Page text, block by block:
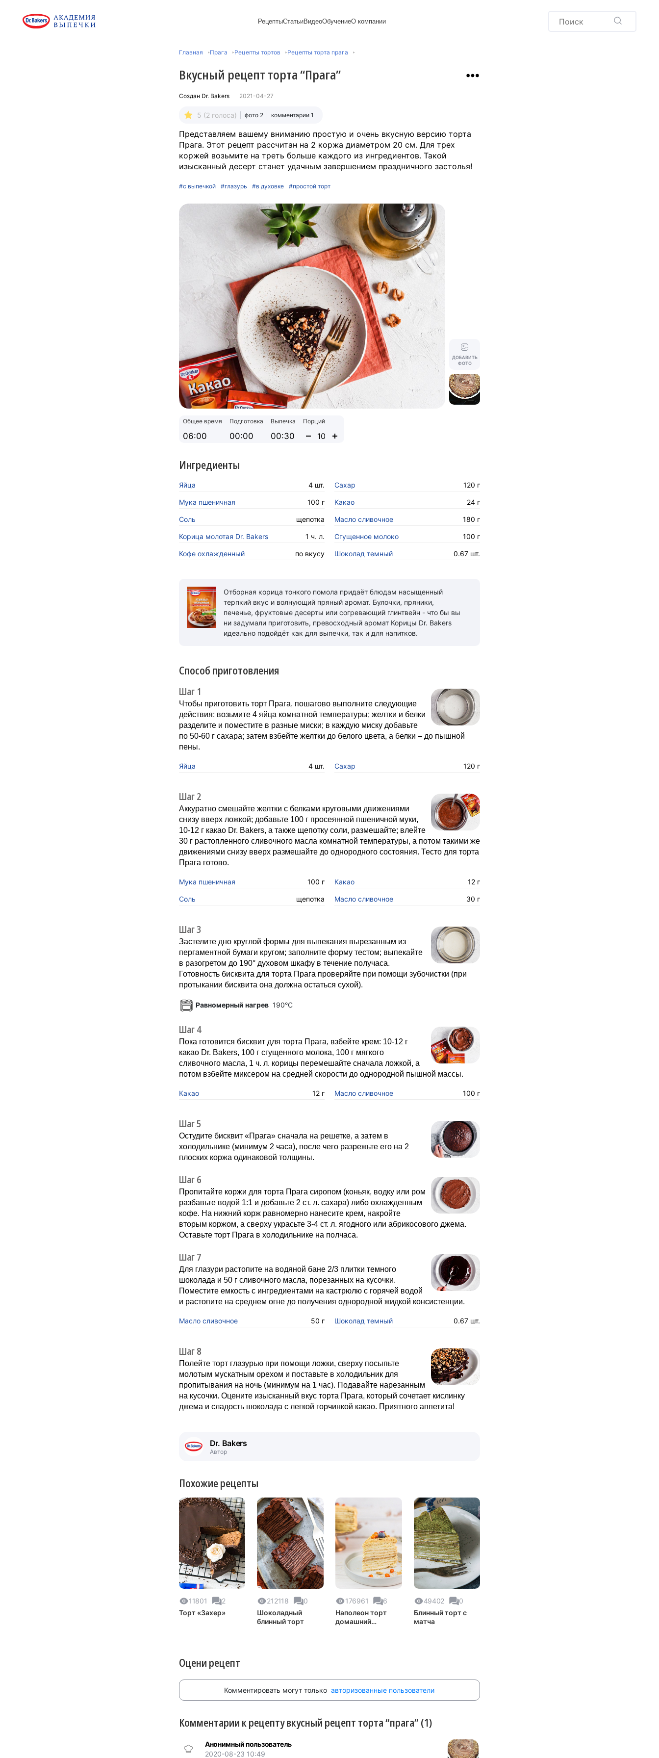
Рецепты
Рецепты блинов
Сезонная выпечка
Пасхальная выпечка
Рецепты пирогов
Варенья и соленья
Статьи
Выпечка и тесто
выпечка
закуски
ВидеоОбучениеО компании
Главная Прага Рецепты тортов Рецепты торта прага
Вкусный рецепт торта “Прага”
Создан Dr. Bakers 2021-04-27
5 (2 голоса) фото 2 комментарии 1
Представляем вашему вниманию простую и очень вкусную версию торта
Прага. Этот рецепт рассчитан на 2 коржа диаметром 20 см. Для трех
коржей возьмите на треть больше каждого из ингредиентов. Такой
изысканный десерт станет удачным завершением праздничного застолья!
#с выпечкой #глазурь #в духовке #простой торт
ДОБАВИТЬ
ФОТО
Общее время
06:00
Подготовка
00:00
Выпечка
00:30
Порций
Ингредиенты
Яйца 4 шт. Сахар 120 г
Мука пшеничная 100 г Какао 24 г
Соль щепотка Масло сливочное 180 г
Корица молотая Dr. Bakers 1 ч. л. Сгущенное молоко 100 г
Кофе охлажденный по вкусу Шоколад темный 0.67 шт.
Отборная корица тонкого помола придаёт блюдам насыщенный
терпкий вкус и волнующий пряный аромат. Булочки, пряники,
печенье, фруктовые десерты или согревающий глинтвейн - что бы вы
ни задумали приготовить, превосходный аромат Корицы Dr. Bakers
идеально подойдёт как для выпечки, так и для напитков.
Способ приготовления
Шаг 1
Чтобы приготовить торт Прага, пошагово выполните следующие
действия: возьмите 4 яйца комнатной температуры; желтки и белки
разделите и поместите в разные миски; в каждую миску добавьте
по 50-60 г сахара; затем взбейте желтки до белого цвета, а белки – до пышной
пены.
Яйца 4 шт. Сахар 120 г
Шаг 2
Аккуратно смешайте желтки с белками круговыми движениями
снизу вверх ложкой; добавьте 100 г просеянной пшеничной муки,
10-12 г какао Dr. Bakers, а также щепотку соли, размешайте; влейте
30 г растопленного сливочного масла комнатной температуры, а потом такими же
движениями снизу вверх размешайте до однородного состояния. Тесто для торта
Прага готово.
Мука пшеничная 100 г Какао 12 г
Соль щепотка Масло сливочное 30 г
Шаг 3
Застелите дно круглой формы для выпекания вырезанным из
пергаментной бумаги кругом; заполните форму тестом; выпекайте
в разогретом до 190° духовом шкафу в течение получаса.
Готовность бисквита для торта Прага проверяйте при помощи зубочистки (при
протыкании бисквита она должна остаться сухой).
Равномерный нагрев190°C
Шаг 4
Пока готовится бисквит для торта Прага, взбейте крем: 10-12 г
какао Dr. Bakers, 100 г сгущенного молока, 100 г мягкого
сливочного масла, 1 ч. л. корицы перемешайте сначала ложкой, а
потом взбейте миксером на средней скорости до однородной пышной массы.
Какао 12 г Масло сливочное 100 г
Шаг 5
Остудите бисквит «Прага» сначала на решетке, а затем в
холодильнике (минимум 2 часа), после чего разрежьте его на 2
плоских коржа одинаковой толщины.
Шаг 6
Пропитайте коржи для торта Прага сиропом (коньяк, водку или ром
разбавьте водой 1:1 и добавьте 2 ст. л. сахара) либо охлажденным
кофе. На нижний корж равномерно нанесите крем, накройте
вторым коржом, а сверху украсьте 3-4 ст. л. ягодного или абрикосового джема.
Оставьте торт Прага в холодильнике на полчаса.
Шаг 7
Для глазури растопите на водяной бане 2/3 плитки темного
шоколада и 50 г сливочного масла, порезанных на кусочки.
Поместите емкость с ингредиентами на кастрюлю с горячей водой
и растопите на среднем огне до получения однородной жидкой консистенции.
Масло сливочное 50 г Шоколад темный 0.67 шт.
Шаг 8
Полейте торт глазурью при помощи ложки, сверху посыпьте
молотым мускатным орехом и поставьте в холодильник для
пропитывания на ночь (минимум на 1 час). Подавайте нарезанным
на кусочки. Оцените изысканный вкус торта Прага, который сочетает кислинку
джема и сладость шоколада с легкой горчинкой какао. Приятного аппетита!
Dr. Bakers
Автор
Похожие рецепты
11801
2
Торт «Захер»
212118
0
Шоколадный
блинный торт
176961
6
Наполеон торт
домашний
49402
0
Блинный торт с
матча
Оцени рецепт
Комментировать могут толькоавторизованные пользователи
Комментарии к рецепту вкусный рецепт торта “прага” (1)
Анонимный пользователь
2020-08-23 10:49